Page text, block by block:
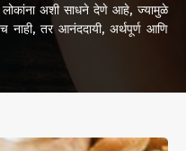
अशी साधने देणे आहे, ज्यामुळे
नाही, तर आनंददायी, अर्थपूर्ण आणि